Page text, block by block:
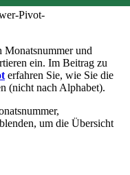
Pivot-
Monatsnummer und
ein. Im Beitrag zu
erfahren Sie, wie Sie die
(nicht nach Alphabet).
um die Übersicht